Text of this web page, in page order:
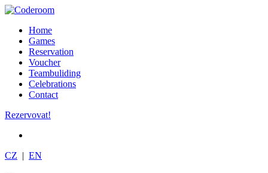
Home
Games
Reservation
Voucher
Teambuliding
Celebrations
Contact
Rezervovat!
CZ | EN